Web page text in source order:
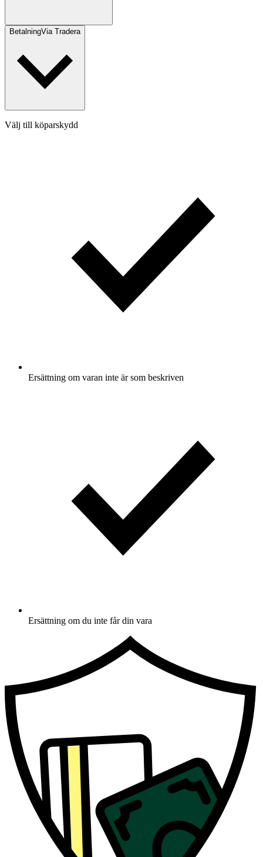
BetalningVia Tradera
Välj till köparskydd
Ersättning om varan inte är som beskriven
Ersättning om du inte får din vara